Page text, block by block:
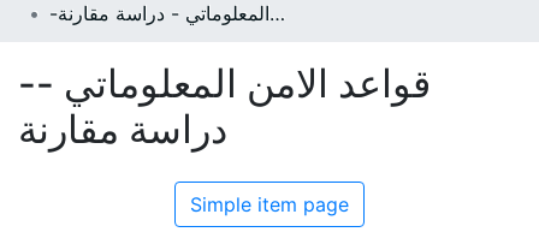
Statistics
-قواعد الامن المعلوماتي - دراسة مقارنة
-قواعد الامن المعلوماتي -
دراسة مقارنة
Simple item page